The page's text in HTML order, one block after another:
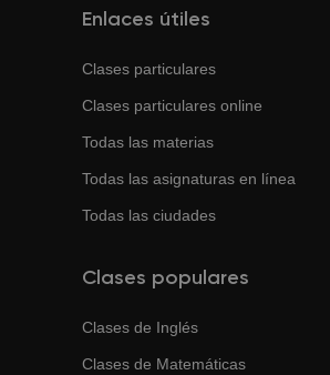
Enlaces útiles
Clases particulares
Clases particulares online
Todas las materias
Todas las asignaturas en línea
Todas las ciudades
Clases populares
Clases de Inglés
Clases de Matemáticas